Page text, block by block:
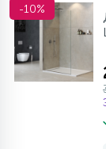
-10%